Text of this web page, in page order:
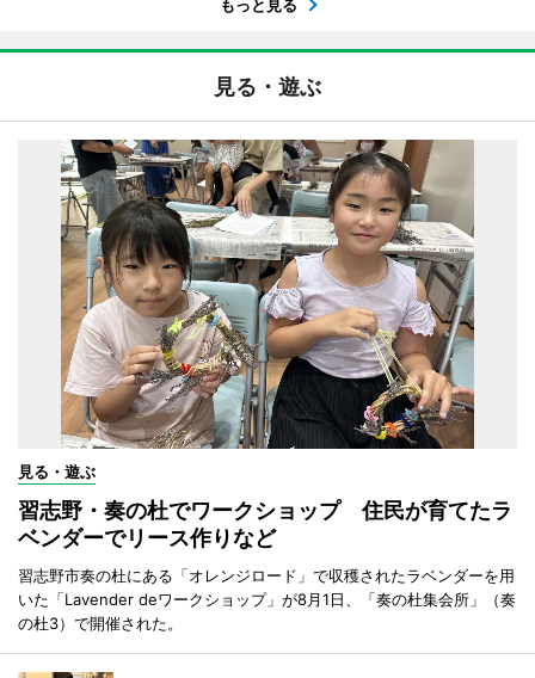
もっと見る
見る・遊ぶ
見る・遊ぶ
習志野・奏の杜でワークショップ 住民が育てたラ
ベンダーでリース作りなど
習志野市奏の杜にある「オレンジロード」で収穫されたラベンダーを用
いた「Lavender deワークショップ」が8月1日、「奏の杜集会所」（奏
の杜3）で開催された。